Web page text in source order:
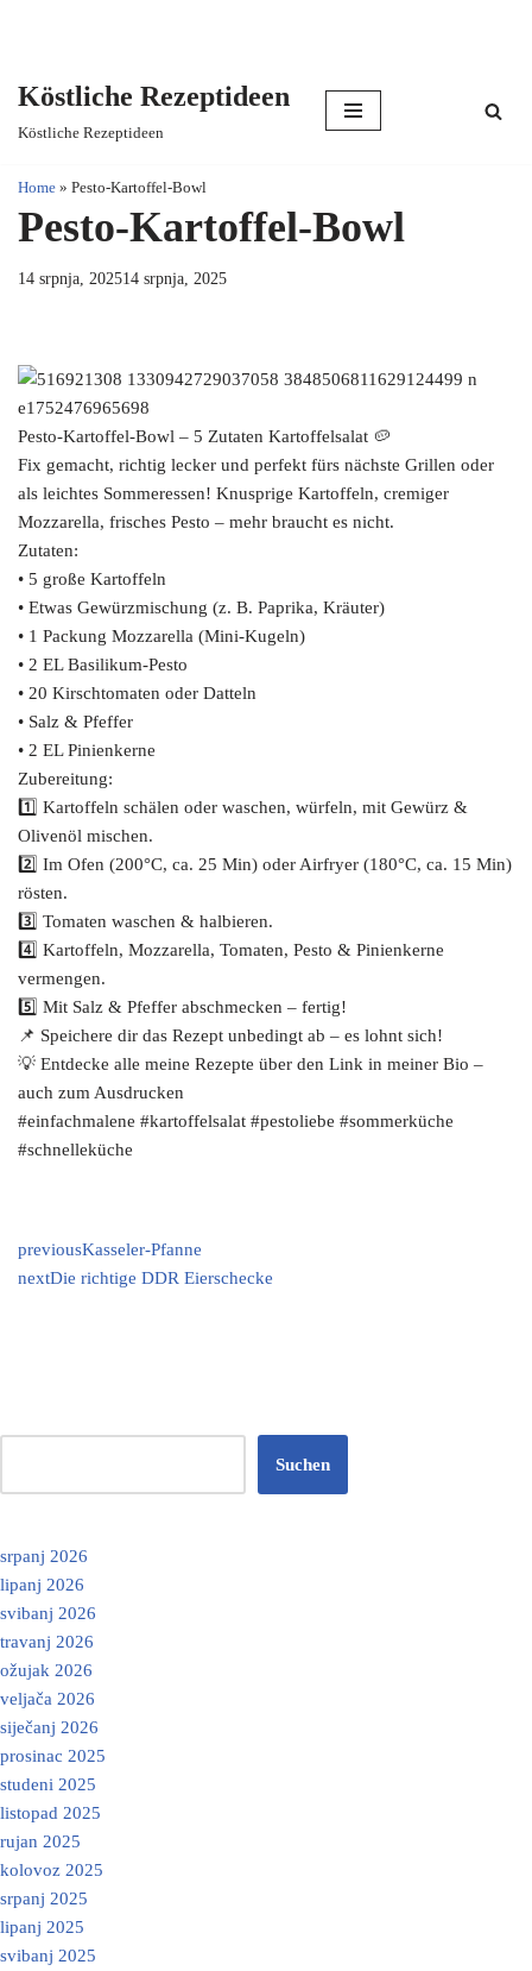
content
Köstliche Rezeptideen
Köstliche Rezeptideen
Home » Pesto-Kartoffel-Bowl
Pesto-Kartoffel-Bowl
14 srpnja, 202514 srpnja, 2025
Pesto-Kartoffel-Bowl – 5 Zutaten Kartoffelsalat 🥔
Fix gemacht, richtig lecker und perfekt fürs nächste Grillen oder
als leichtes Sommeressen! Knusprige Kartoffeln, cremiger
Mozzarella, frisches Pesto – mehr braucht es nicht.
Zutaten:
• 5 große Kartoffeln
• Etwas Gewürzmischung (z. B. Paprika, Kräuter)
• 1 Packung Mozzarella (Mini-Kugeln)
• 2 EL Basilikum-Pesto
• 20 Kirschtomaten oder Datteln
• Salz & Pfeffer
• 2 EL Pinienkerne
Zubereitung:
1️⃣ Kartoffeln schälen oder waschen, würfeln, mit Gewürz &
Olivenöl mischen.
2️⃣ Im Ofen (200°C, ca. 25 Min) oder Airfryer (180°C, ca. 15 Min)
rösten.
3️⃣ Tomaten waschen & halbieren.
4️⃣ Kartoffeln, Mozzarella, Tomaten, Pesto & Pinienkerne
vermengen.
5️⃣ Mit Salz & Pfeffer abschmecken – fertig!
📌 Speichere dir das Rezept unbedingt ab – es lohnt sich!
💡 Entdecke alle meine Rezepte über den Link in meiner Bio –
auch zum Ausdrucken
#einfachmalene #kartoffelsalat #pestoliebe #sommerküche
#schnelleküche
previousKasseler-Pfanne
nextDie richtige DDR Eierschecke
Suchen
srpanj 2026
lipanj 2026
svibanj 2026
travanj 2026
ožujak 2026
veljača 2026
siječanj 2026
prosinac 2025
studeni 2025
listopad 2025
rujan 2025
kolovoz 2025
srpanj 2025
lipanj 2025
svibanj 2025